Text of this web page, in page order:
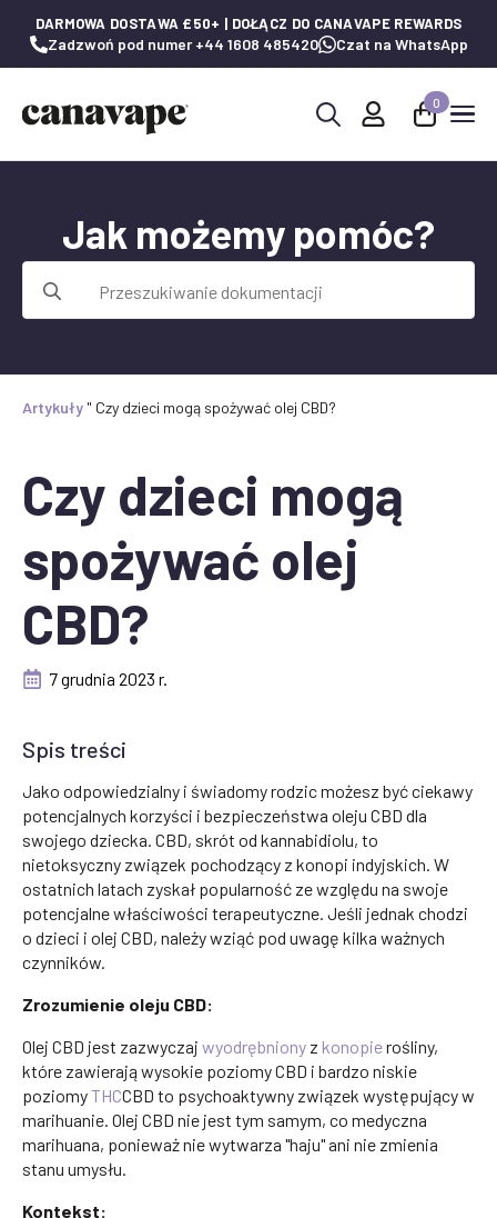
DARMOWA DOSTAWA £50+ | DOŁĄCZ DO CANAVAPE REWARDS
Zadzwoń pod numer +44 1608 485420 Czat na WhatsApp
0
Jak możemy pomóc?
Artykuły " Czy dzieci mogą spożywać olej CBD?
Czy dzieci mogą
spożywać olej
CBD?
7 grudnia 2023 r.
Jako odpowiedzialny i świadomy rodzic możesz być ciekawy
potencjalnych korzyści i bezpieczeństwa oleju CBD dla
swojego dziecka. CBD, skrót od kannabidiolu, to
nietoksyczny związek pochodzący z konopi indyjskich. W
ostatnich latach zyskał popularność ze względu na swoje
potencjalne właściwości terapeutyczne. Jeśli jednak chodzi
o dzieci i olej CBD, należy wziąć pod uwagę kilka ważnych
czynników.
Zrozumienie oleju CBD:
Olej CBD jest zazwyczaj wyodrębniony z konopierośliny,
które zawierają wysokie poziomy CBD i bardzo niskie
poziomyTHCCBD to psychoaktywny związek występujący w
marihuanie. Olej CBD nie jest tym samym, co medyczna
marihuana, ponieważ nie wytwarza "haju" ani nie zmienia
stanu umysłu.
Kontekst:
Spis treści